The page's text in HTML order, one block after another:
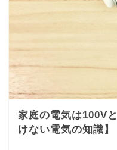
家庭の電気は100V
けない電気の知識】